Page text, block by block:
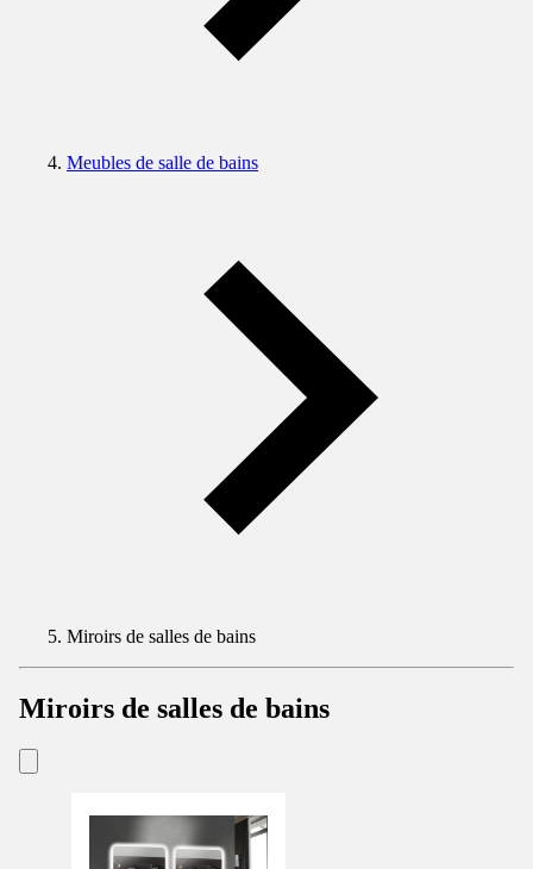
Meubles de salle de bains
Miroirs de salles de bains
Miroirs de salles de bains